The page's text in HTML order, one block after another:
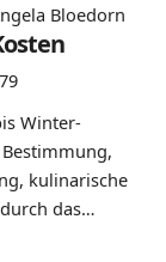
Bloedorn
Winter-
kulinarische
das…